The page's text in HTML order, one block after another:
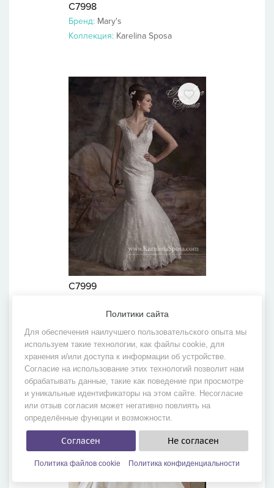
C7998
Бренд: Mary's
Коллекция: Karelina Sposa
C7999
Коллекция:Karelina Sposa
Политики сайта
Для обеспечения наилучшего пользовательского опыта мы
используем такие технологии, как файлы cookie, для
хранения и/или доступа к информации об устройстве.
Согласие на использование этих технологий позволит нам
обрабатывать данные, такие как поведение при просмотре
и уникальные идентификаторы на этом сайте. Несогласие
или отзыв согласия может негативно повлиять на
определённые функции и возможности.
Согласен Не согласен
Политика файлов cookie Политика конфиденциальности